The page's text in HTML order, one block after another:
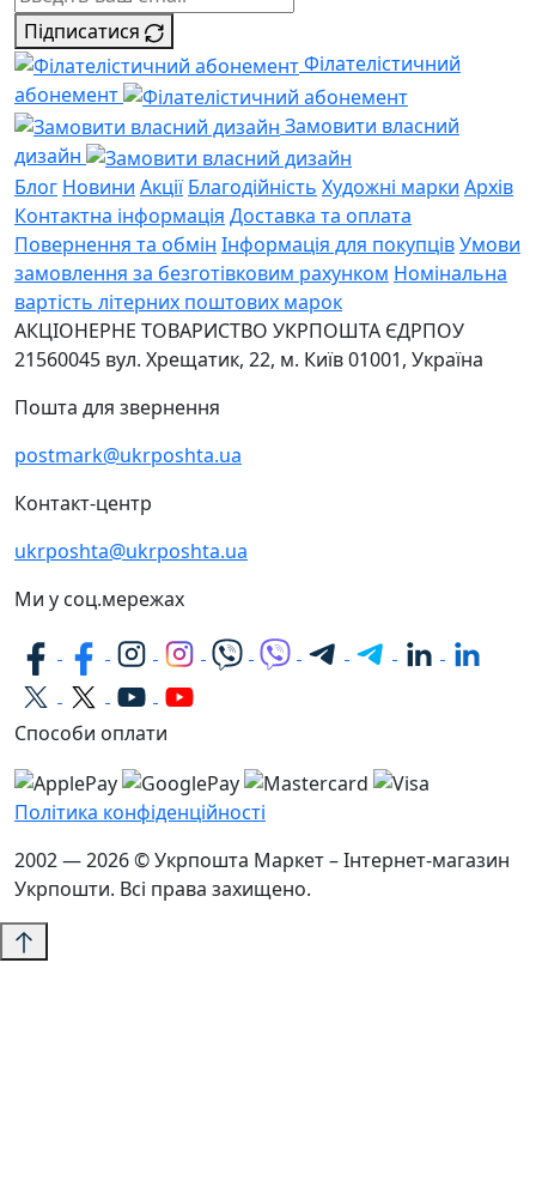
Підписатися
Філателістичний
абонемент
Замовити власний
дизайн
Блог Новини Акції Благодійність Художні марки Архів
Контактна інформація Доставка та оплата
Повернення та обмін Інформація для покупцівУмови
замовлення за безготівковим рахунком Номінальна
вартість літерних поштових марок
АКЦІОНЕРНЕ ТОВАРИСТВО УКРПОШТА ЄДРПОУ
21560045 вул. Хрещатик, 22, м. Київ01001, Україна
Пошта для звернення
postmark@ukrposhta.ua
Контакт-центр
ukrposhta@ukrposhta.ua
Ми у соц.мережах
Способи оплати
Політика конфіденційності
2002 — 2026 © Укрпошта Маркет – Інтернет-магазин
Укрпошти. Всі права захищено.